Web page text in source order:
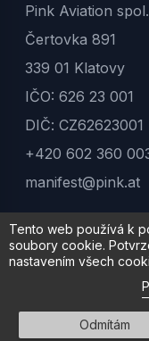
Pink Aviation
Čertovka 891
339 01 Klatovy
IČO: 626 23 001
DIČ: CZ62623001
+420 602 360
manifest@pink.at
© 2026
Tento web používá k
soubory cookie.
nastavením všech
Odmítám